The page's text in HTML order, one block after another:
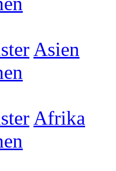
Asien
Afrika